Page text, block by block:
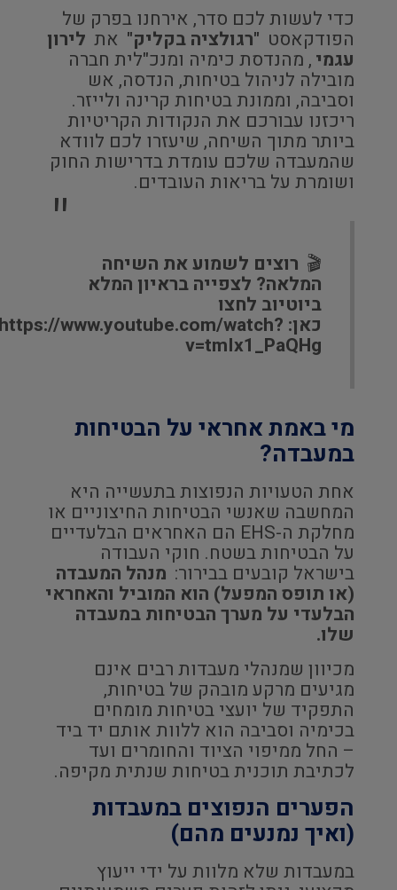
כדי לעשות לכם סדר, אירחנו בפרק של
הפודקאסט "רגולציה בקליק" את לירון
עגמי, מהנדסת כימיה ומנכ"לית חברה
מובילה לניהול בטיחות, הנדסה, אש
וסביבה, וממונת בטיחות קרינה ולייזר.
ריכזנו עבורכם את הנקודות הקריטיות
ביותר מתוך השיחה, שיעזרו לכם לוודא
שהמעבדה שלכם עומדת בדרישות החוק
ושומרת על בריאות העובדים.
🎬 רוצים לשמוע את השיחה
המלאה? לצפייה בראיון המלא
ביוטיוב לחצו
כאן: www.youtube.com/watch?
v=tmIx1_PaQHg
מי באמת אחראי על הבטיחות
במעבדה?
אחת הטעויות הנפוצות בתעשייה היא
המחשבה שאנשי הבטיחות החיצוניים או
מחלקת ה-EHS הם האחראים הבלעדיים
על הבטיחות בשטח. חוקי העבודה
בישראל קובעים בבירור: מנהל המעבדה
(או תופס המפעל) הוא המוביל והאחראי
הבלעדי על מערך הבטיחות במעבדה
שלו.
מכיוון שמנהלי מעבדות רבים אינם
מגיעים מרקע מובהק של בטיחות,
התפקיד של יועצי בטיחות מומחים
בכימיה וסביבה הוא ללוות אותם יד ביד
– החל ממיפוי הציוד והחומרים ועד
לכתיבת תוכנית בטיחות שנתית מקיפה.
הפערים הנפוצים במעבדות
(ואיך נמנעים מהם)
במעבדות שלא מלוות על ידי ייעוץ